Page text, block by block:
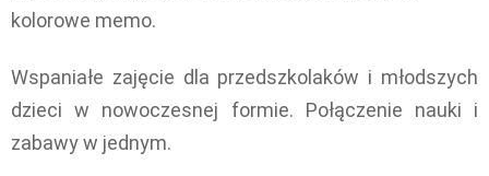
kolorowe memo.
Wspaniałe zajęcie dla przedszkolaków i młodszych
dzieci w nowoczesnej formie. Połączenie nauki i
zabawy w jednym.